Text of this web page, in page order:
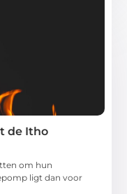
de Itho
om hun
ligt dan voor